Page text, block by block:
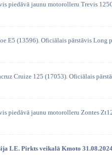
piedāvā jaunu motorolleru Trevis
E5 (13596). Oficiālais pārstāvis Long
Cruize 125 (17053). Oficiālais
piedāvā jaunu motorolleru Zontes
LE. Pirkts veikalā Kmoto